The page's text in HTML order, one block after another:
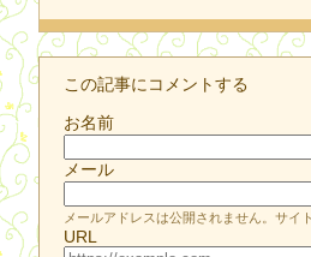
この記事にコメントする
お名前
メール
メールアドレスは公開されません。サイ
URL